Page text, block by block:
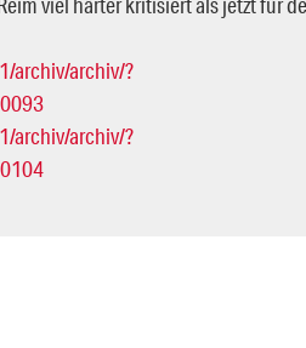
archiv/archiv/?
archiv/archiv/?